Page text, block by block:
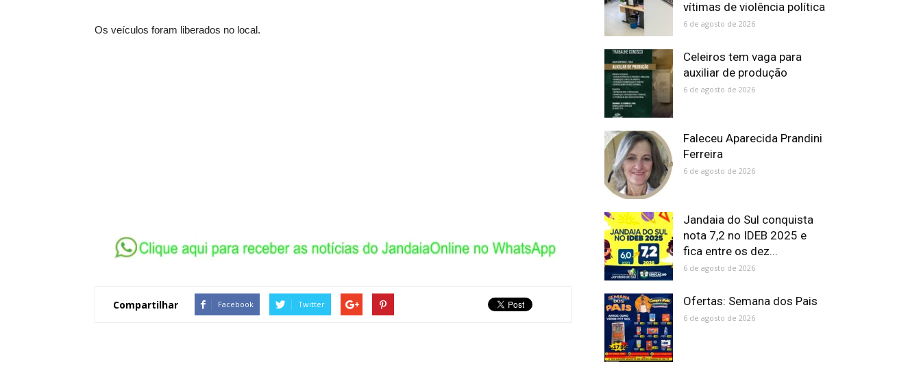
Os veículos foram liberados no local.
Compartilhar Facebook Twitter
vítimas de violência política
6 de agosto de 2026
Celeiros tem vaga para
auxiliar de produção
6 de agosto de 2026
Faleceu Aparecida Prandini
Ferreira
6 de agosto de 2026
Jandaia do Sul conquista
nota 7,2 no IDEB 2025 e
fica entre os dez...
6 de agosto de 2026
Ofertas: Semana dos Pais
6 de agosto de 2026